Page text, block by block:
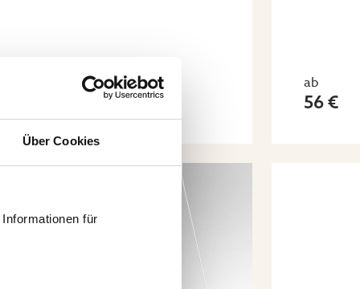
Über Cookies
für
ab
56 €